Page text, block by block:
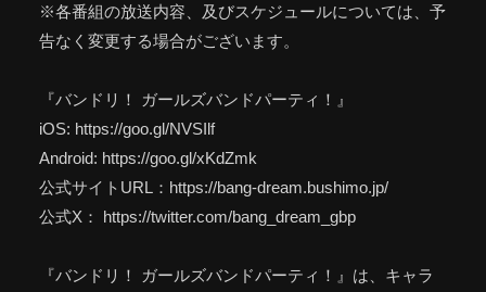
※各番組の放送内容、及びスケジュールについては、予
告なく変更する場合がございます。
『バンドリ！ ガールズバンドパーティ！』
iOS: https://goo.gl/NVSIlf
Android: https://goo.gl/xKdZmk
公式サイトURL：https://bang-dream.bushimo.jp/
公式X： https://twitter.com/bang_dream_gbp
『バンドリ！ ガールズバンドパーティ！』は、キャラ